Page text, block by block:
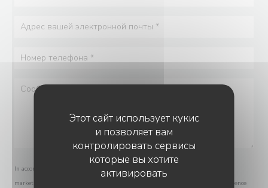
Этот сайт использует кукис
и позволяет вам
контролировать сервисы
которые вы хотите
активировать
In accordance with data protection regulations, you have the right to opt out of
marketing communications. UK residents can register with the Telephone Preference